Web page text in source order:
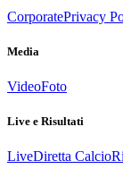
CorporatePrivacy
Media
VideoFoto
Live e Risultati
LiveDiretta Calcio